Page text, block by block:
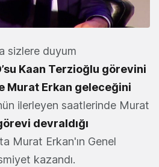
sizlere duyum
Kaan Terzioğlu görevini
Murat Erkan geleceğini
ilerleyen saatlerinde Murat
devraldığı
Murat Erkan'ın Genel
kazandı.